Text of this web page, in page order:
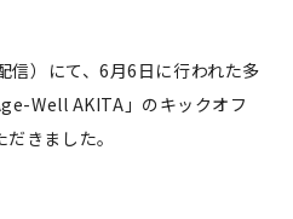
信）にて、6月6日に行われた多
Well AKITA」のキックオフ
きました。